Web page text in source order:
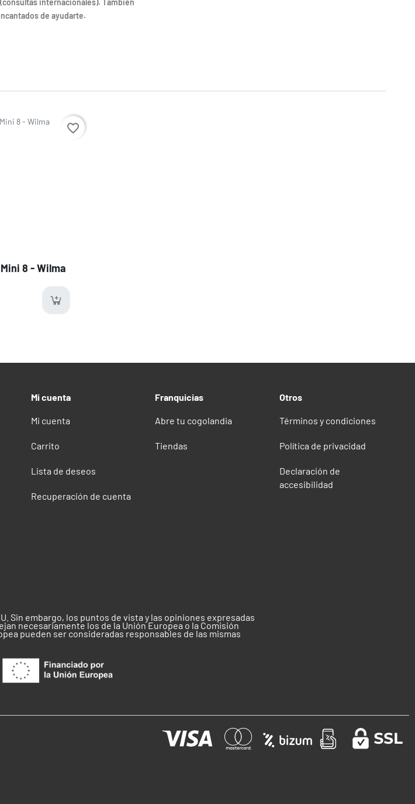
(consultas internacionales). También
de ayudarte.
8 - Wilma
favorite_border
Mi cuenta
Mi cuenta
Carrito
Lista de deseos
Recuperación de cuenta
Franquicias
Abre tu cogolandia
Tiendas
Otros
Términos y condiciones
Política de privacidad
Declaración de
accesibilidad
Sin embargo, los puntos de vista y las opiniones expresadas
necesariamente los de la Unión Europea o la Comisión
pueden ser consideradas responsables de las mismas